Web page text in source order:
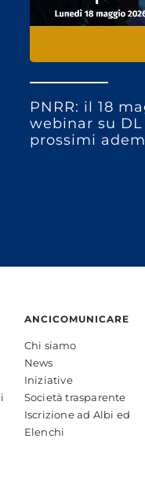
PNRR: il 18
webinar su DL
prossimi
ANCICOMUNICARE
Chi siamo
News
Iniziative
Società trasparente
Iscrizione ad Albi ed
Elenchi